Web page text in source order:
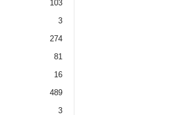
103
3
274
81
16
489
3